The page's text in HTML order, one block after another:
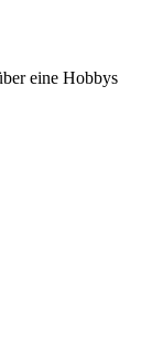
eine Hobbys